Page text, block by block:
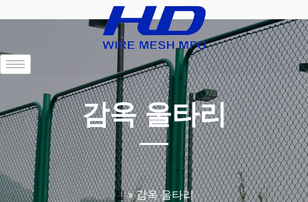
감옥 울타리
집»감옥 울타리